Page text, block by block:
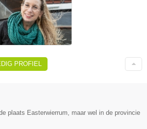
PROFIEL
plaats Easterwierrum, maar wel in de provincie